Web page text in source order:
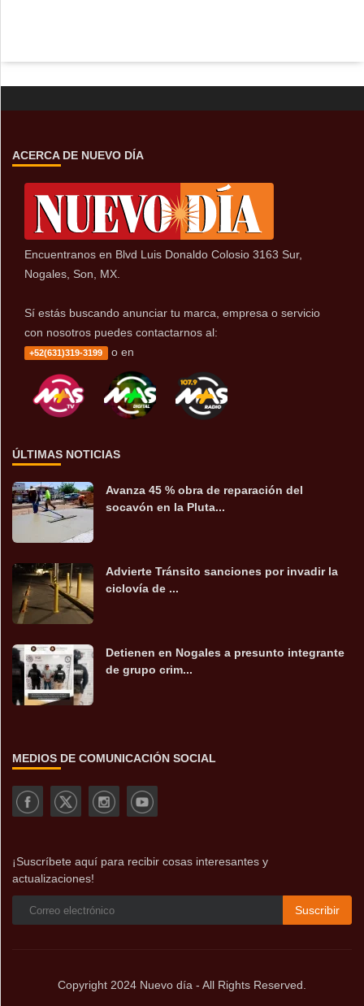
ACERCA DE NUEVO DÍA
Encuentranos en Blvd Luis Donaldo Colosio 3163 Sur,
Nogales, Son, MX.
Sí estás buscando anunciar tu marca, empresa o servicio
con nosotros puedes contactarnos al:
+52(631)319-3199 o en
ÚLTIMAS NOTICIAS
Avanza 45 % obra de reparación del
socavón en la Pluta...
Advierte Tránsito sanciones por invadir la
ciclovía de ...
Detienen en Nogales a presunto integrante
de grupo crim...
MEDIOS DE COMUNICACIÓN SOCIAL
¡Suscríbete aquí para recibir cosas interesantes y
actualizaciones!
Suscribir
Copyright 2024 Nuevo día - All Rights Reserved.